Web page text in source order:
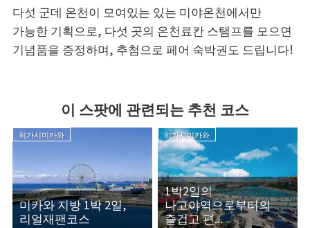
다섯 군데 온천이 모여있는 있는 미야온천에서만
가능한 기획으로, 다섯 곳의 온천료칸 스탬프를 모으면
기념품을 증정하며, 추첨으로 페어 숙박권도 드립니다!
이 스팟에 관련되는 추천 코스
히가시미카와
미카와 지방 1박 2일,
리얼재팬코스
히가시미카와
1박2일의
나고야역으로부터의
즐겁고 편...